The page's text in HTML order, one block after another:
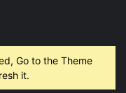
Go to the Theme
it.